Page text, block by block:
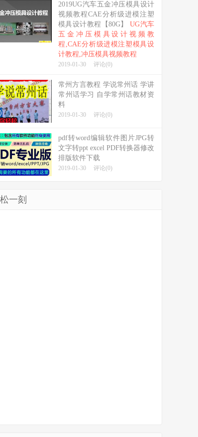
2019UG汽车五金冲压模具设计
视频教程CAE分析级进模注塑
模具设计教程【80G】UG汽车
五金冲压模具设计视频教
程,CAE分析级进模注塑模具设
计教程,冲压模具视频教程
2019-01-30 评论(0)
常州方言教程 学说常州话 学讲
常州话学习 自学常州话教材资
料
2019-01-30 评论(0)
pdf转word编辑软件图片JPG转
文字转ppt excel PDF转换器修改
排版软件下载
2019-01-30 评论(0)
一刻